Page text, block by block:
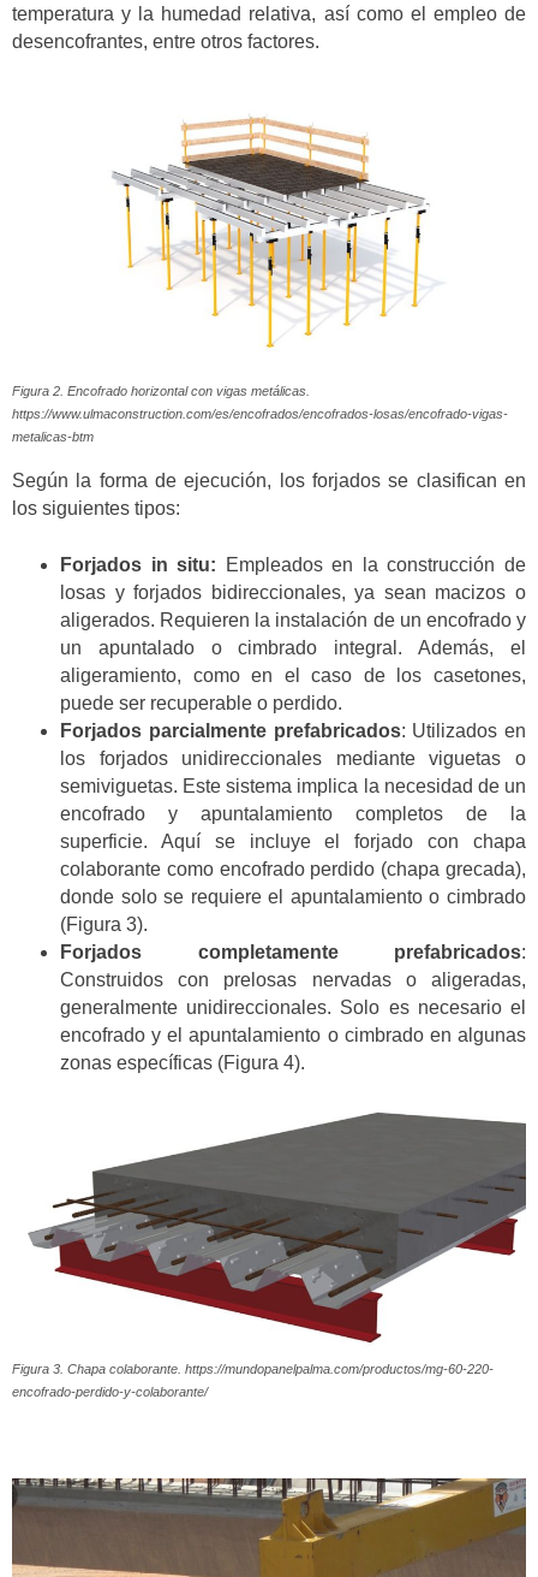
temperatura y la humedad relativa, así como el empleo de
desencofrantes, entre otros factores.
Figura 2. Encofrado horizontal con vigas metálicas.
https://www.ulmaconstruction.com/es/encofrados/encofrados-losas/encofrado-vigas-
metalicas-btm
Según la forma de ejecución, los forjados se clasifican en
los siguientes tipos:
Forjados in situ: Empleados en la construcción de
losas y forjados bidireccionales, ya sean macizos o
aligerados. Requieren la instalación de un encofrado y
un apuntalado o cimbrado integral. Además, el
aligeramiento, como en el caso de los casetones,
puede ser recuperable o perdido.
Forjados parcialmente prefabricados: Utilizados en
los forjados unidireccionales mediante viguetas o
semiviguetas. Este sistema implica la necesidad de un
encofrado y apuntalamiento completos de la
superficie. Aquí se incluye el forjado con chapa
colaborante como encofrado perdido (chapa grecada),
donde solo se requiere el apuntalamiento o cimbrado
(Figura 3).
Forjados completamente prefabricados:
Construidos con prelosas nervadas o aligeradas,
generalmente unidireccionales. Solo es necesario el
encofrado y el apuntalamiento o cimbrado en algunas
zonas específicas (Figura 4).
Figura 3. Chapa colaborante. https://mundopanelpalma.com/productos/mg-60-220-
encofrado-perdido-y-colaborante/